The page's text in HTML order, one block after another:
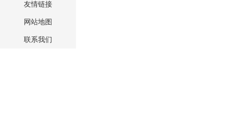
友情链接
网站地图
联系我们